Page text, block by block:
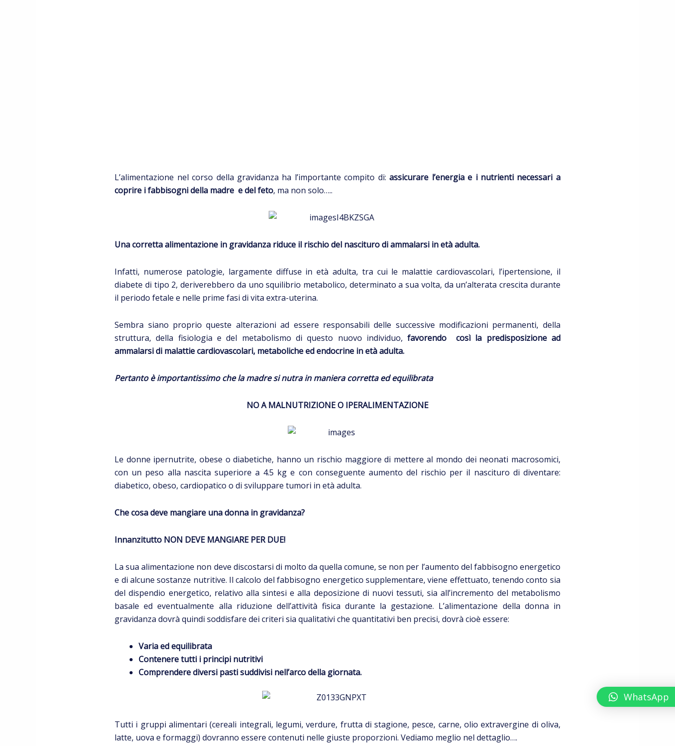
L’alimentazione nel corso della gravidanza ha l’importante compito di:assicurare l’energia e i nutrienti necessari a
coprire i fabbisogni della madre e del feto, ma non solo…..
Una corretta alimentazione in gravidanza riduce il rischio del nascituro di ammalarsi in età adulta.
Infatti, numerose patologie, largamente diffuse in età adulta, tra cui le malattie cardiovascolari, l’ipertensione, il
diabete di tipo 2, deriverebbero da uno squilibrio metabolico, determinato a sua volta, da un’alterata crescita durante
il periodo fetale e nelle prime fasi di vita extra-uterina.
Sembra siano proprio queste alterazioni ad essere responsabili delle successive modificazioni permanenti, della
struttura, della fisiologia e del metabolismo di questo nuovo individuo,favorendo così la predisposizione ad
ammalarsi di malattie cardiovascolari, metaboliche ed endocrine in età adulta.
Pertanto è importantissimo che la madre si nutra in maniera corretta ed equilibrata
NO A MALNUTRIZIONE O IPERALIMENTAZIONE
Le donne ipernutrite, obese o diabetiche, hanno un rischio maggiore di mettere al mondo dei neonati macrosomici,
con un peso alla nascita superiore a 4.5 kg e con conseguente aumento del rischio per il nascituro di diventare:
diabetico, obeso, cardiopatico o di sviluppare tumori in età adulta.
Che cosa deve mangiare una donna in gravidanza?
Innanzitutto NON DEVE MANGIARE PER DUE!
La sua alimentazione non deve discostarsi di molto da quella comune, se non per l’aumento del fabbisogno energetico
e di alcune sostanze nutritive. Il calcolo del fabbisogno energetico supplementare, viene effettuato, tenendo conto sia
del dispendio energetico, relativo alla sintesi e alla deposizione di nuovi tessuti, sia all’incremento del metabolismo
basale ed eventualmente alla riduzione dell’attività fisica durante la gestazione. L’alimentazione della donna in
gravidanza dovrà quindi soddisfare dei criteri sia qualitativi che quantitativi ben precisi, dovrà cioè essere:
Varia ed equilibrata
Contenere tutti i principi nutritivi
Comprendere diversi pasti suddivisi nell’arco della giornata.
Tutti i gruppi alimentari (cereali integrali, legumi, verdure, frutta di stagione, pesce, carne, olio extravergine di oliva,
latte, uova e formaggi) dovranno essere contenuti nelle giuste proporzioni. Vediamo meglio nel dettaglio….
WhatsApp